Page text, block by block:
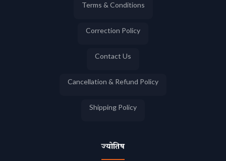
Terms & Conditions
Correction Policy
Contact Us
Cancellation & Refund Policy
Shipping Policy
ज्योतिष